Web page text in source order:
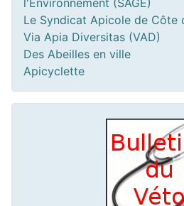
l'Environnement (SAGE)
Le Syndicat Apicole de Côte
Via Apia Diversitas (VAD)
Des Abeilles en ville
Apicyclette